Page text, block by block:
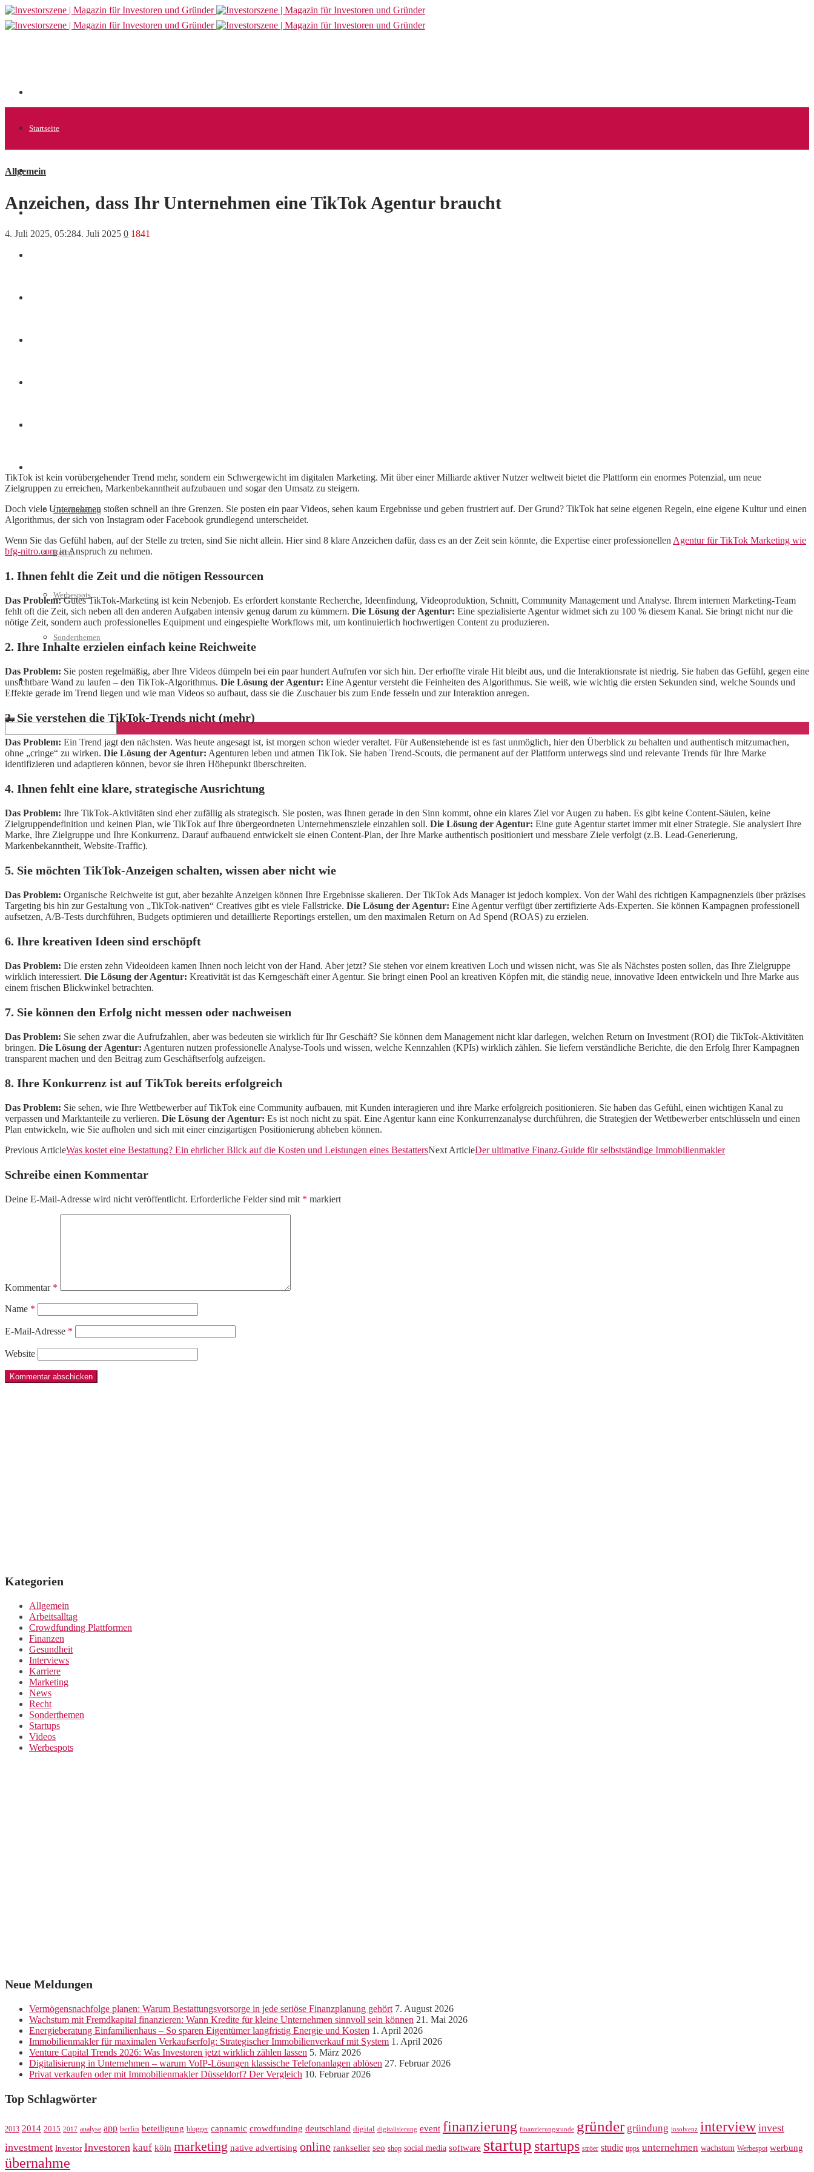
Startseite
Allgemein
Crowdfunding
Recht
Werbespots
Sonderthemen
Geschäftskonto eröffnen
Allgemein
Anzeichen, dass Ihr Unternehmen eine TikTok Agentur braucht
4. Juli 2025, 05:284. Juli 2025 0 1841
TikTok ist kein vorübergehender Trend mehr, sondern ein Schwergewicht im digitalen Marketing. Mit über einer Milliarde aktiver Nutzer weltweit bietet die Plattform ein enormes Potenzial, um neue
Zielgruppen zu erreichen, Markenbekanntheit aufzubauen und sogar den Umsatz zu steigern.
Doch viele Unternehmen stoßen schnell an ihre Grenzen. Sie posten ein paar Videos, sehen kaum Ergebnisse und geben frustriert auf. Der Grund? TikTok hat seine eigenen Regeln, eine eigene Kultur und einen
Algorithmus, der sich von Instagram oder Facebook grundlegend unterscheidet.
Wenn Sie das Gefühl haben, auf der Stelle zu treten, sind Sie nicht allein. Hier sind 8 klare Anzeichen dafür, dass es an der Zeit sein könnte, die Expertise einer professionellen Agentur für TikTok Marketing wie
bfg-nitro.comin Anspruch zu nehmen.
1. Ihnen fehlt die Zeit und die nötigen Ressourcen
Das Problem:Gutes TikTok-Marketing ist kein Nebenjob. Es erfordert konstante Recherche, Ideenfindung, Videoproduktion, Schnitt, Community Management und Analyse. Ihrem internen Marketing-Team
fehlt oft die Zeit, sich neben all den anderen Aufgaben intensiv genug darum zu kümmern. Die Lösung der Agentur: Eine spezialisierte Agentur widmet sich zu 100 % diesem Kanal. Sie bringt nicht nur die
nötige Zeit, sondern auch professionelles Equipment und eingespielte Workflows mit, um kontinuierlich hochwertigen Content zu produzieren.
2. Ihre Inhalte erzielen einfach keine Reichweite
Das Problem: Sie posten regelmäßig, aber Ihre Videos dümpeln bei ein paar hundert Aufrufen vor sich hin. Der erhoffte virale Hit bleibt aus, und die Interaktionsrate ist niedrig. Sie haben das Gefühl, gegen eine
unsichtbare Wand zu laufen – den TikTok-Algorithmus. Die Lösung der Agentur: Eine Agentur versteht die Feinheiten des Algorithmus. Sie weiß, wie wichtig die ersten Sekunden sind, welche Sounds und
Effekte gerade im Trend liegen und wie man Videos so aufbaut, dass sie die Zuschauer bis zum Ende fesseln und zur Interaktion anregen.
3. Sie verstehen die TikTok-Trends nicht (mehr)
Das Problem: Ein Trend jagt den nächsten. Was heute angesagt ist, ist morgen schon wieder veraltet. Für Außenstehende ist es fast unmöglich, hier den Überblick zu behalten und authentisch mitzumachen,
ohne „cringe“ zu wirken. Die Lösung der Agentur: Agenturen leben und atmen TikTok. Sie haben Trend-Scouts, die permanent auf der Plattform unterwegs sind und relevante Trends für Ihre Marke
identifizieren und adaptieren können, bevor sie ihren Höhepunkt überschreiten.
4. Ihnen fehlt eine klare, strategische Ausrichtung
Das Problem: Ihre TikTok-Aktivitäten sind eher zufällig als strategisch. Sie posten, was Ihnen gerade in den Sinn kommt, ohne ein klares Ziel vor Augen zu haben. Es gibt keine Content-Säulen, keine
Zielgruppendefinition und keinen Plan, wie TikTok auf Ihre übergeordneten Unternehmensziele einzahlen soll. Die Lösung der Agentur: Eine gute Agentur startet immer mit einer Strategie. Sie analysiert Ihre
Marke, Ihre Zielgruppe und Ihre Konkurrenz. Darauf aufbauend entwickelt sie einen Content-Plan, der Ihre Marke authentisch positioniert und messbare Ziele verfolgt (z.B. Lead-Generierung,
Markenbekanntheit, Website-Traffic).
5. Sie möchten TikTok-Anzeigen schalten, wissen aber nicht wie
Das Problem: Organische Reichweite ist gut, aber bezahlte Anzeigen können Ihre Ergebnisse skalieren. Der TikTok Ads Manager ist jedoch komplex. Von der Wahl des richtigen Kampagnenziels über präzises
Targeting bis hin zur Gestaltung von „TikTok-nativen“ Creatives gibt es viele Fallstricke. Die Lösung der Agentur: Eine Agentur verfügt über zertifizierte Ads-Experten. Sie können Kampagnen professionell
aufsetzen, A/B-Tests durchführen, Budgets optimieren und detaillierte Reportings erstellen, um den maximalen Return on Ad Spend (ROAS) zu erzielen.
6. Ihre kreativen Ideen sind erschöpft
Das Problem: Die ersten zehn Videoideen kamen Ihnen noch leicht von der Hand. Aber jetzt? Sie stehen vor einem kreativen Loch und wissen nicht, was Sie als Nächstes posten sollen, das Ihre Zielgruppe
wirklich interessiert. Die Lösung der Agentur: Kreativität ist das Kerngeschäft einer Agentur. Sie bringt einen Pool an kreativen Köpfen mit, die ständig neue, innovative Ideen entwickeln und Ihre Marke aus
einem frischen Blickwinkel betrachten.
7. Sie können den Erfolg nicht messen oder nachweisen
Das Problem: Sie sehen zwar die Aufrufzahlen, aber was bedeuten sie wirklich für Ihr Geschäft? Sie können dem Management nicht klar darlegen, welchen Return on Investment (ROI) die TikTok-Aktivitäten
bringen. Die Lösung der Agentur: Agenturen nutzen professionelle Analyse-Tools und wissen, welche Kennzahlen (KPIs) wirklich zählen. Sie liefern verständliche Berichte, die den Erfolg Ihrer Kampagnen
transparent machen und den Beitrag zum Geschäftserfolg aufzeigen.
8. Ihre Konkurrenz ist auf TikTok bereits erfolgreich
Das Problem: Sie sehen, wie Ihre Wettbewerber auf TikTok eine Community aufbauen, mit Kunden interagieren und ihre Marke erfolgreich positionieren. Sie haben das Gefühl, einen wichtigen Kanal zu
verpassen und Marktanteile zu verlieren. Die Lösung der Agentur: Es ist noch nicht zu spät. Eine Agentur kann eine Konkurrenzanalyse durchführen, die Strategien der Wettbewerber entschlüsseln und einen
Plan entwickeln, wie Sie aufholen und sich mit einer einzigartigen Positionierung abheben können.
Previous ArticleWas kostet eine Bestattung? Ein ehrlicher Blick auf die Kosten und Leistungen eines BestattersNext ArticleDer ultimative Finanz-Guide für selbstständige Immobilienmakler
Schreibe einen Kommentar
Deine E-Mail-Adresse wird nicht veröffentlicht. Erforderliche Felder sind mit * markiert
Kommentar *
Name *
E-Mail-Adresse *
Website
Kategorien
Allgemein
Arbeitsalltag
Crowdfunding Plattformen
Finanzen
Gesundheit
Interviews
Karriere
Marketing
News
Recht
Sonderthemen
Startups
Videos
Werbespots
Neue Meldungen
Vermögensnachfolge planen: Warum Bestattungsvorsorge in jede seriöse Finanzplanung gehört 7. August 2026
Wachstum mit Fremdkapital finanzieren: Wann Kredite für kleine Unternehmen sinnvoll sein können 21. Mai 2026
Energieberatung Einfamilienhaus – So sparen Eigentümer langfristig Energie und Kosten 1. April 2026
Immobilienmakler für maximalen Verkaufserfolg: Strategischer Immobilienverkauf mit System 1. April 2026
Venture Capital Trends 2026: Was Investoren jetzt wirklich zählen lassen 5. März 2026
Digitalisierung in Unternehmen – warum VoIP-Lösungen klassische Telefonanlagen ablösen 27. Februar 2026
Privat verkaufen oder mit Immobilienmakler Düsseldorf? Der Vergleich 10. Februar 2026
Top Schlagwörter
2013 2014 2015 2017 analyse app berlin beteiligung blogger capnamic crowdfunding deutschland digital digitalisierung event finanzierung finanzierungsrunde gründer gründung insolvenz interview invest
investment Investor Investoren kauf köln marketing native advertising online rankseller seo shop social media software startup startups ströer studie tipps unternehmen wachstum Werbespot werbung
übernahme